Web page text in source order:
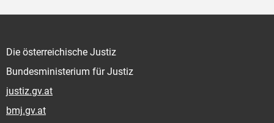
Die österreichische Justiz
Bundesministerium für Justiz
justiz.gv.at
bmj.gv.at